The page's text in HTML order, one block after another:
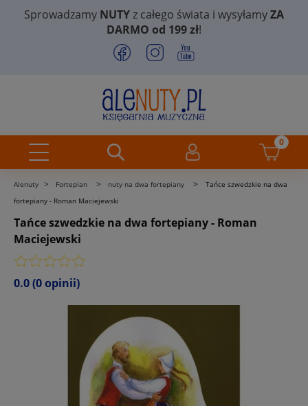
Sprowadzamy NUTYz całego świata i wysyłamyZA
DARMO od 199 zł!
Alenuty > Fortepian > nuty na dwa fortepiany >
Tańce szwedzkie na dwa
fortepiany - Roman Maciejewski
Tańce szwedzkie na dwa fortepiany - Roman
Maciejewski
0.0(0 opinii)